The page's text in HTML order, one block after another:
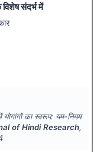
संदर्भ में
योगांगों का स्वरूप: यम-नियम
of Hindi Research,